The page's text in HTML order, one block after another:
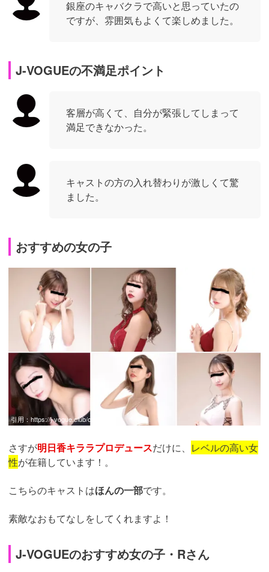
銀座のキャバクラで高いと思っていたの
ですが、雰囲気もよくて楽しめました。
J-VOGUEの不満足ポイント
客層が高くて、自分が緊張してしまって
満足できなかった。
キャストの方の入れ替わりが激しくて驚
ました。
おすすめの女の子
引用： https://j-vogue.club/cast/
さすが明日香キララプロデュースだけに、 レベルの高い女
性が在籍しています！。
こちらのキャストはほんの一部です。
素敵なおもてなしをしてくれますよ！
J-VOGUEのおすすめ女の子・Rさん